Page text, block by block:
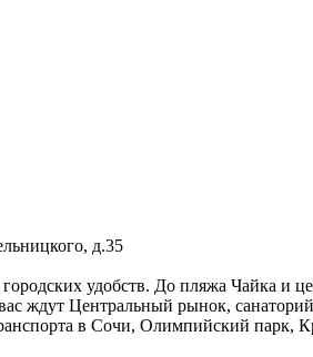
д.35
удобств. До пляжа Чайка и
ждут Центральный рынок,
в Сочи, Олимпийский парк,